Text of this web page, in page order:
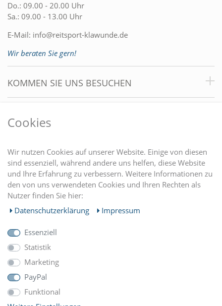
Do.: 09.00 - 20.00 Uhr
Sa.: 09.00 - 13.00 Uhr
E-Mail: info@reitsport-klawunde.de
Wir beraten Sie gern!
KOMMEN SIE UNS BESUCHEN
EINKAUFEN
MEIN KONTO
UNTERNEHMEN
ZAHLUNGARTEN
Cookies
Wir nutzen Cookies auf unserer Website. Einige von diesen
sind essenziell, während andere uns helfen, diese Website
und Ihre Erfahrung zu verbessern. Weitere Informationen zu
den von uns verwendeten Cookies und Ihren Rechten als
Nutzer finden Sie hier:
Daten­schutz­erklärung
Impressum
Essenziell
Statistik
Marketing
PayPal
Funktional